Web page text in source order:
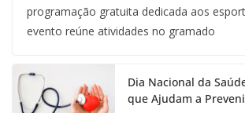
programação gratuita dedicada aos
evento reúne atividades no gramado
Dia Nacional da
que Ajudam a